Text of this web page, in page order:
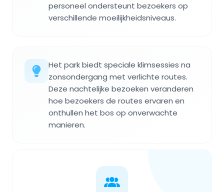
personeel ondersteunt bezoekers op
verschillende moeilijkheidsniveaus.
Het park biedt speciale klimsessies na
zonsondergang met verlichte routes.
Deze nachtelijke bezoeken veranderen
hoe bezoekers de routes ervaren en
onthullen het bos op onverwachte
manieren.